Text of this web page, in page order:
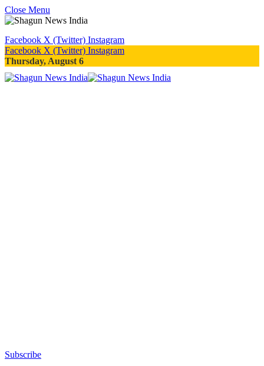
Close Menu
Facebook X (Twitter) Instagram
Facebook X (Twitter) Instagram
Thursday, August 6
Subscribe